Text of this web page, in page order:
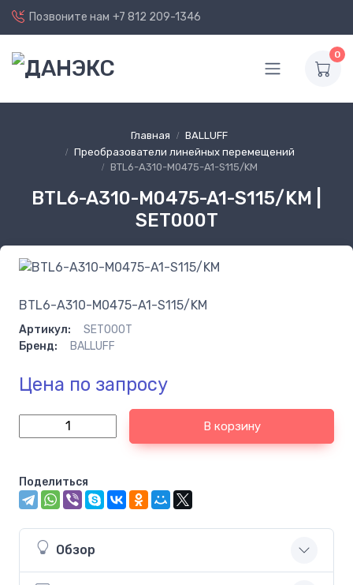
Позвоните нам +7 812 209-1346
0
Главная
BALLUFF
Преобразователи линейных перемещений
BTL6-A310-M0475-A1-S115/KM
BTL6-A310-M0475-A1-S115/KM |
SET000T
BTL6-A310-M0475-A1-S115/KM
Артикул:
SET000T
Бренд:
BALLUFF
Цена по запросу
В корзину
Поделиться
Обзор